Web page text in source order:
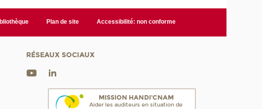
Plan de site Accessibilité: non conforme
RÉSEAUX SOCIAUX
MISSION HANDI'CNAM
Aider les auditeurs en situation de